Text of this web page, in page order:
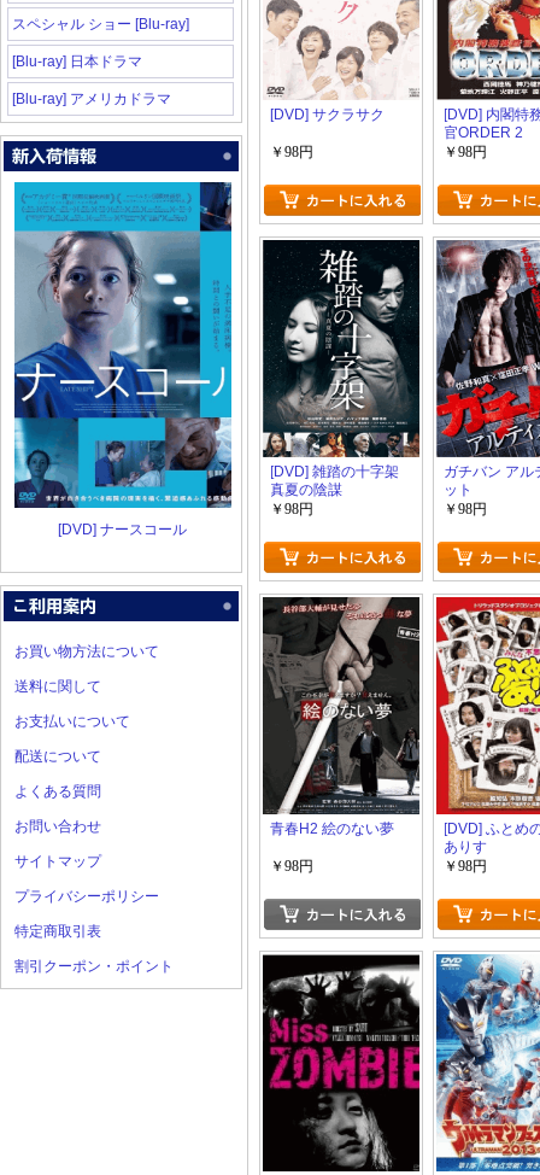
スペシャル ショー [Blu-ray]
[Blu-ray] 日本ドラマ
[Blu-ray] アメリカドラマ
[DVD] ナースコール
お買い物方法について
送料に関して
お支払いについて
配送について
よくある質問
お問い合わせ
サイトマップ
プライバシーポリシー
特定商取引表
割引クーポン・ポイント
[DVD] サクラサク
￥98円
[DVD] 内閣特
官ORDER 2
￥98円
[DVD] 雑踏の十字架
真夏の陰謀
￥98円
ガチバン アル
ット
￥98円
青春H2 絵のない夢
￥98円
[DVD] ふとめ
ありす
￥98円